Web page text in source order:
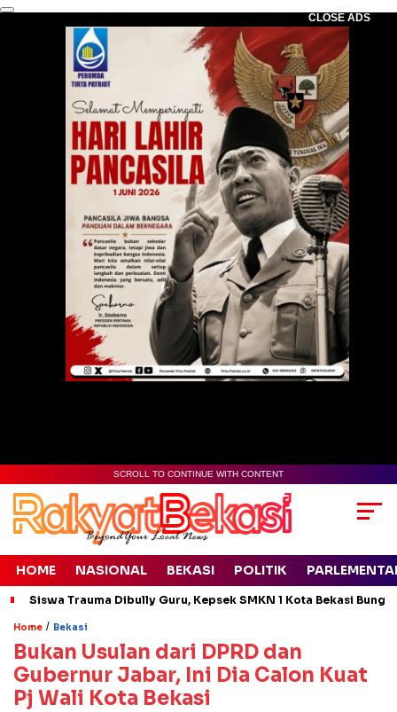
CLOSE ADS
SCROLL TO CONTINUE WITH CONTENT
HOME NASIONAL BEKASI POLITIK
Siswa Trauma Dibully Guru, Kepsek SMKN 1 Kota Bekasi
Home / Bekasi
Bukan Usulan dari DPRD dan
Gubernur Jabar, Ini Dia Calon Kuat
Pj Wali Kota Bekasi